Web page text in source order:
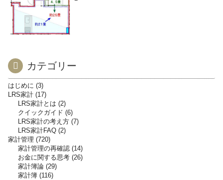
カテゴリー
はじめに 3
LRS家計 17
LRS家計とは 2
クイックガイド 6
LRS家計の考え方 7
LRS家計FAQ 2
家計管理 720
家計管理の再確認 14
お金に関する思考 26
家計簿論 29
家計簿 116